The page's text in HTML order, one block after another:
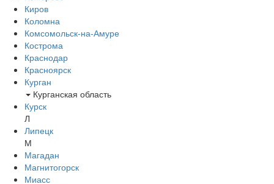
Киров
Коломна
Комсомольск-на-Амуре
Кострома
Краснодар
Красноярск
Курган
Курганская область
Курск
Л
Липецк
М
Магадан
Магнитогорск
Миасс